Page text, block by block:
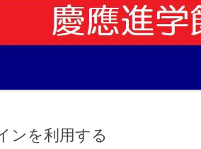
ンを利用する